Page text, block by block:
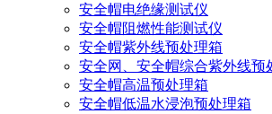
安全帽电绝缘测试仪
安全帽阻燃性能测试仪
安全帽紫外线预处理箱
安全网、安全帽综合紫外线预
安全帽高温预处理箱
安全帽低温水浸泡预处理箱